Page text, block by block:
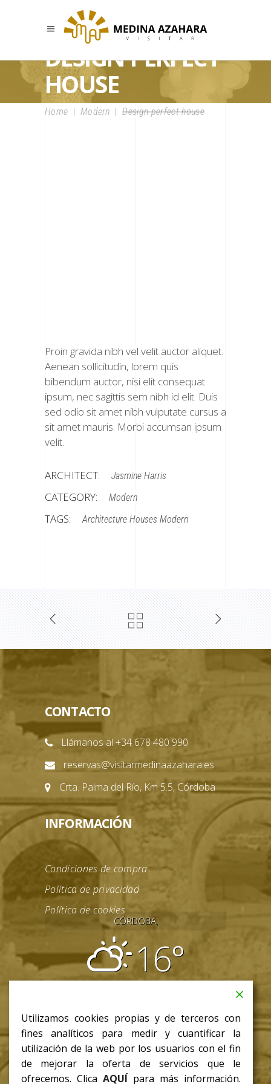
DESIGN PERFECT
HOUSE
Home | Modern |Design perfect house
Proin gravida nibh vel velit auctor aliquet.
Aenean sollicitudin, lorem quis
bibendum auctor, nisi elit consequat
ipsum, nec sagittis sem nibh id elit. Duis
sed odio sit amet nibh vulputate cursus a
sit amet mauris. Morbi accumsan ipsum
velit.
ARCHITECT: Jasmine Harris
CATEGORY: Modern
TAGS: Architecture Houses Modern
CONTACTO
Llámanos al +34 678 480 990
reservas@visitarmedinaazahara.es
Crta. Palma del Río, Km 5.5, Córdoba
INFORMACIÓN
Condiciones de compra
Política de privacidad
Política de cookies
CÓRDOBA,
16°
jue
Utilizamos cookies propias y de terceros con
fines analíticos para medir y cuantificar la
utilización de la web por los usuarios con el fin
de mejorar la oferta de servicios que le
ofrecemos. Clica AQUÍ para más información.